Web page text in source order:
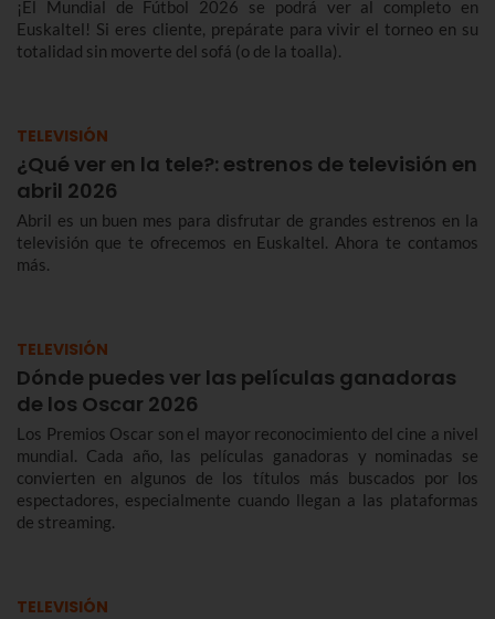
¡El Mundial de Fútbol 2026 se podrá ver al completo en
Euskaltel! Si eres cliente, prepárate para vivir el torneo en su
totalidad sin moverte del sofá (o de la toalla).
TELEVISIÓN
¿Qué ver en la tele?: estrenos de televisión en
abril 2026
Abril es un buen mes para disfrutar de grandes estrenos en la
televisión que te ofrecemos en Euskaltel. Ahora te contamos
más.
TELEVISIÓN
Dónde puedes ver las películas ganadoras
de los Oscar 2026
Los Premios Oscar son el mayor reconocimiento del cine a nivel
mundial. Cada año, las películas ganadoras y nominadas se
convierten en algunos de los títulos más buscados por los
espectadores, especialmente cuando llegan a las plataformas
de streaming.
TELEVISIÓN